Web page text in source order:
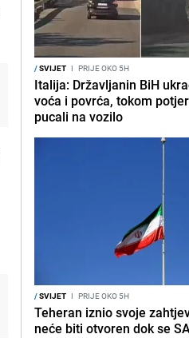
/SVIJET I PRIJE OKO 5H
Italija: Državljanin BiH
voća i povrća, tokom
pucali na vozilo
/SVIJET I PRIJE OKO 5H
Teheran iznio svoje
neće biti otvoren dok se